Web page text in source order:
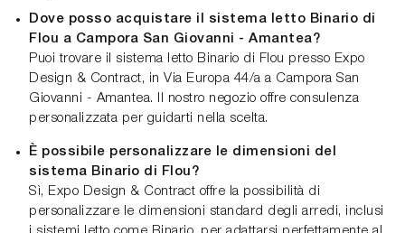
Dove posso acquistare il sistema letto Binario di
Flou a Campora San Giovanni - Amantea?
Puoi trovare il sistema letto Binario di Flou presso Expo
Design & Contract, in Via Europa 44/a a Campora San
Giovanni - Amantea. Il nostro negozio offre consulenza
personalizzata per guidarti nella scelta.
È possibile personalizzare le dimensioni del
sistema Binario di Flou?
Sì, Expo Design & Contract offre la possibilità di
personalizzare le dimensioni standard degli arredi, inclusi